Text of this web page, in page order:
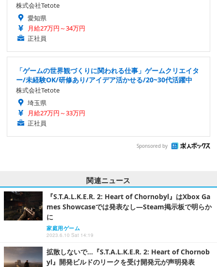
株式会社Tetote
愛知県
月給27万円～34万円
正社員
「ゲームの世界観づくりに関われる仕事」ゲームクリエイタ
ー/未経験OK/研修あり/アイデア活かせる/20~30代活躍中
株式会社Tetote
埼玉県
月給27万円～33万円
正社員
Sponsored by
関連ニュース
『S.T.A.L.K.E.R. 2: Heart of Chornobyl』はXbox Ga
mes Showcaseでは発表なし―Steam掲示板で明らか
に
家庭用ゲーム
2023.6.10 Sat 14:19
拡散しないで…『S.T.A.L.K.E.R. 2: Heart of Chornob
yl』開発ビルドのリークを受け開発元が声明発表